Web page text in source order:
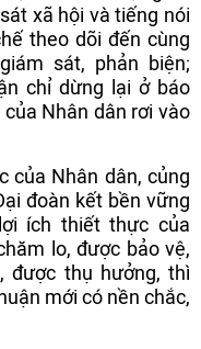
xã hội và tiếng nói
theo dõi đến cùng
sát, phản biện;
chỉ dừng lại ở báo
Nhân dân rơi vào
của Nhân dân, củng
đoàn kết bền vững
ích thiết thực của
lo, được bảo vệ,
được thụ hưởng, thì
mới có nền chắc,